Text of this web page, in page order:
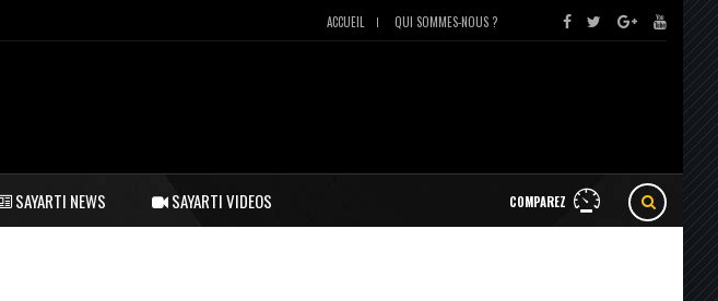
ACCUEIL QUI SOMMES-NOUS ?
COMPAREZ
SAYARTI NEWS SAYARTI VIDEOS